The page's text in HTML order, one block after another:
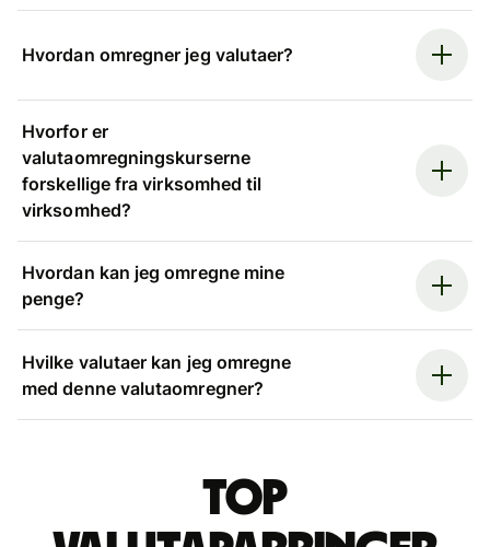
Hvordan omregner jeg valutaer?
Hvorfor er
valutaomregningskurserne
forskellige fra virksomhed til
virksomhed?
Hvordan kan jeg omregne mine
penge?
Hvilke valutaer kan jeg omregne
med denne valutaomregner?
Top